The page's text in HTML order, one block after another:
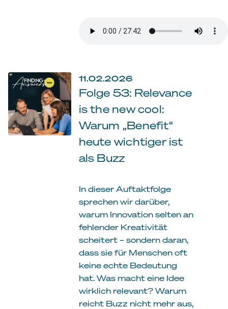
11.02.2026
Folge 53: Relevance
is the new cool:
Warum „Benefit“
heute wichtiger ist
als Buzz
In dieser Auftaktfolge
sprechen wir darüber,
warum Innovation selten an
fehlender Kreativität
scheitert – sondern daran,
dass sie für Menschen oft
keine echte Bedeutung
hat. Was macht eine Idee
wirklich relevant? Warum
reicht Buzz nicht mehr aus,